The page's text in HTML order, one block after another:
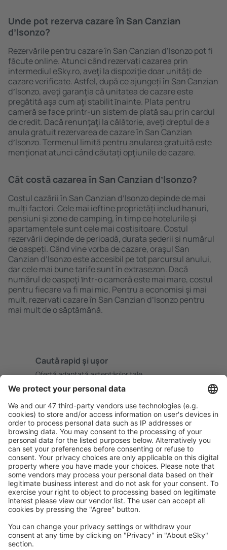
Unde pot rezerva cazare în San Canzian
dʼlsonzo?
Rezervările pentru cazare în San Canzian dʼlsonzo pot fi
făcute online. Atunci când rezervați cazarea prin
intermediul eSky.ro, aveţi la dispoziţie doar unităţi de
cazare verificate. Astfel, după ce ajungeți în San Canzian
dʼlsonzo, aveţi garanţia că unitatea de cazare este
pregătită aşa cum aţi stabilit ȋnainte. Plata pentru
cameră se face printr-un sistem de plată sau prin cardul
de credit. Dacă renunţaţi la călătorie, aveți dreptul de a
anula gratuit rezervarea de cazare în San Canzian
dʼlsonzo. Termenul limită pentru anularea gratuită este
menţionat atunci când căutați opţiunile de cazare.
Cât costă cazarea în San Canzian dʼlsonzo?
Costul cazării în San Canzian dʼlsonzo depinde de mai
mulți factori. Cele mai ieftine proprietăți includ hanuri,
pensiuni și zone de camping, în timp ce hotelurile și
apartamentele sunt cele mai costisitoare. Costul
rezervării depinde de perioadă, durata șederii și numărul
de oaspeți. Când vine vorba de cazare, oraşul San
Canzian dʼlsonzo este accesibil pe tot parcursul anului,
dar cele mai bune tarife sunt în extrasezon. Dacă
numărul de oaspeţi ȋntr-o cameră este mai mare, costul
pentru fiecare va fi mai mic. Pentru a economisi şi mai
mult, rezervați cazare în San Canzian dʼlsonzo pentru
mai mult de o săptămână.
Caută rapid şi uşor
Ofertă adaptată aşteptărilor tale.
Planifică ȋn siguranţă
Rezervare fără griji cu opțiune gratuită de anulare.
Economiseşte mai mult
Prețuri atractive și oferte speciale pentru utilizatorii
conectați.
Cazarea preferată
Alege din peste 1,3 mil. de opţiuni: hoteluri, cabane,